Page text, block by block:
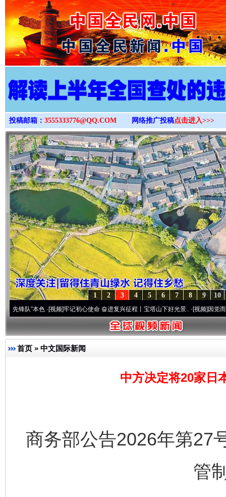
>
投稿邮箱： 3555333776@QQ.COM 网络推广投稿点击进入>>>
10
9
8
7
6
5
4
3
2
1
本色·[视频]牢记初心使命 奋进复兴征程丨宝塔山下好光景..·[视频]因党而生 为党而
首页 » 中文国际新闻
中方决定将20家日
商务部公告2026年第27
管